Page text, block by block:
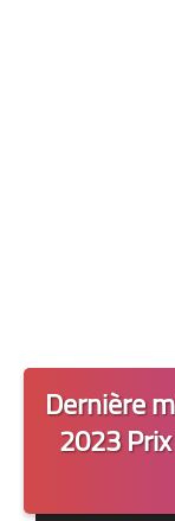
Dernière
2023